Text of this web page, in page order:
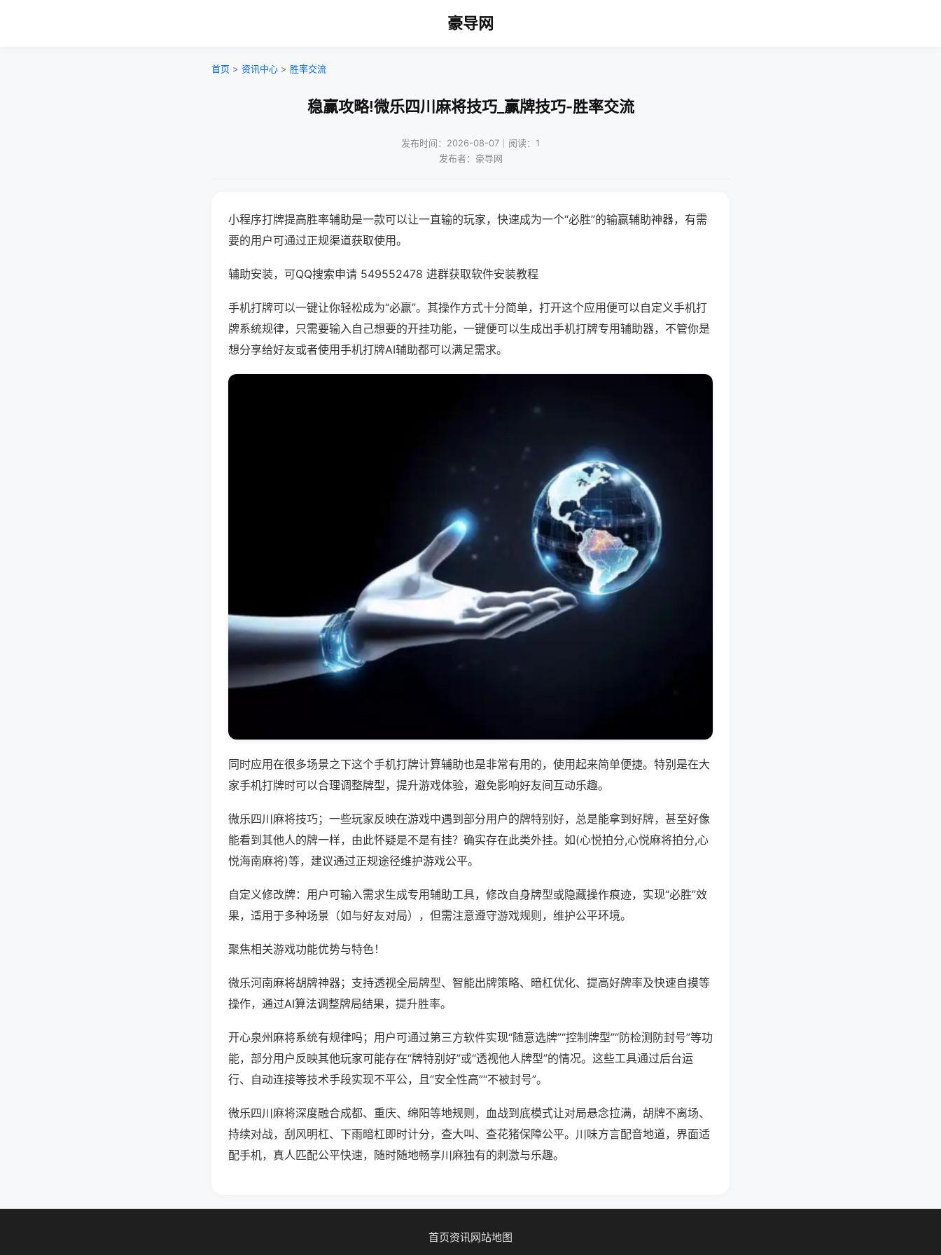
豪导网
首页 > 资讯中心 > 胜率交流
稳赢攻略!微乐四川麻将技巧_赢牌技巧-胜率交流
发布时间：2026-08-07｜阅读：1
发布者：豪导网
小程序打牌提高胜率辅助是一款可以让一直输的玩家，快速成为一个“必胜”的输赢辅助神器，有需
要的用户可通过正规渠道获取使用。
辅助安装，可QQ搜索申请 549552478 进群获取软件安装教程
手机打牌可以一键让你轻松成为“必赢”。其操作方式十分简单，打开这个应用便可以自定义手机打
牌系统规律，只需要输入自己想要的开挂功能，一键便可以生成出手机打牌专用辅助器，不管你是
想分享给好友或者使用手机打牌AI辅助都可以满足需求。
同时应用在很多场景之下这个手机打牌计算辅助也是非常有用的，使用起来简单便捷。特别是在大
家手机打牌时可以合理调整牌型，提升游戏体验，避免影响好友间互动乐趣。
微乐四川麻将技巧；一些玩家反映在游戏中遇到部分用户的牌特别好，总是能拿到好牌，甚至好像
能看到其他人的牌一样，由此怀疑是不是有挂？确实存在此类外挂。如(心悦拍分,心悦麻将拍分,心
悦海南麻将)等，建议通过正规途径维护游戏公平。
自定义修改牌：用户可输入需求生成专用辅助工具，修改自身牌型或隐藏操作痕迹，实现“必胜”效
果，适用于多种场景（如与好友对局），但需注意遵守游戏规则，维护公平环境。
聚焦相关游戏功能优势与特色！
微乐河南麻将胡牌神器；支持透视全局牌型、智能出牌策略、暗杠优化、提高好牌率及快速自摸等
操作，通过AI算法调整牌局结果，提升胜率。
开心泉州麻将系统有规律吗；用户可通过第三方软件实现“随意选牌”“控制牌型”“防检测防封号”等功
能，部分用户反映其他玩家可能存在“牌特别好”或“透视他人牌型”的情况。这些工具通过后台运
行、自动连接等技术手段实现不平公，且“安全性高”“不被封号”。
微乐四川麻将深度融合成都、重庆、绵阳等地规则，血战到底模式让对局悬念拉满，胡牌不离场、
持续对战，刮风明杠、下雨暗杠即时计分，查大叫、查花猪保障公平。川味方言配音地道，界面适
配手机，真人匹配公平快速，随时随地畅享川麻独有的刺激与乐趣。
首页资讯网站地图